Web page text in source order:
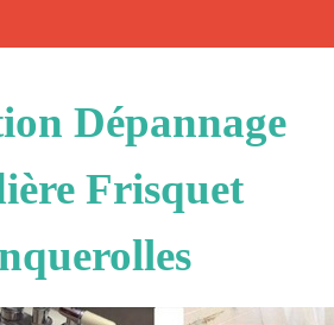
Dépannage
Frisquet